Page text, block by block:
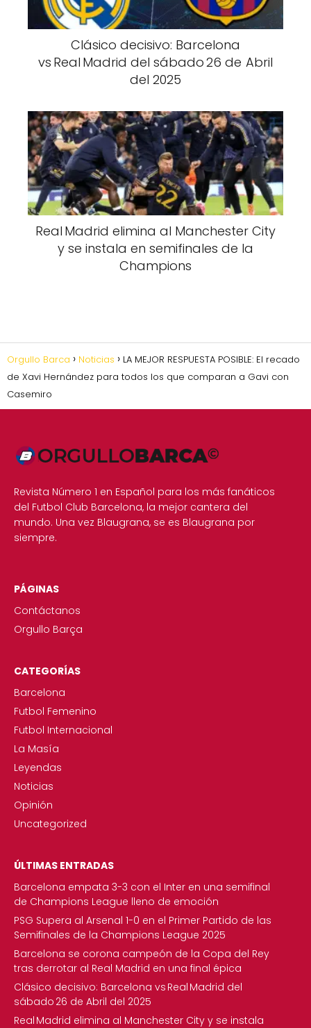
Clásico decisivo: Barcelona
vs Real Madrid del sábado 26 de Abril
del 2025
Real Madrid elimina al Manchester City
y se instala en semifinales de la
Champions
Orgullo Barca Noticias
LA MEJOR RESPUESTA POSIBLE: El recado
de Xavi Hernández para todos los que comparan a Gavi con
Casemiro
Revista Número 1 en Español para los más fanáticos
del Futbol Club Barcelona, la mejor cantera del
mundo. Una vez Blaugrana, se es Blaugrana por
siempre.
PÁGINAS
Contáctanos
Orgullo Barça
CATEGORÍAS
Barcelona
Futbol Femenino
Futbol Internacional
La Masía
Leyendas
Noticias
Opinión
Uncategorized
ÚLTIMAS ENTRADAS
Barcelona empata 3-3 con el Inter en una semifinal
de Champions League lleno de emoción
PSG Supera al Arsenal 1-0 en el Primer Partido de las
Semifinales de la Champions League 2025
Barcelona se corona campeón de la Copa del Rey
tras derrotar al Real Madrid en una final épica
Clásico decisivo: Barcelona vs Real Madrid del
sábado 26 de Abril del 2025
Real Madrid elimina al Manchester City y se instala